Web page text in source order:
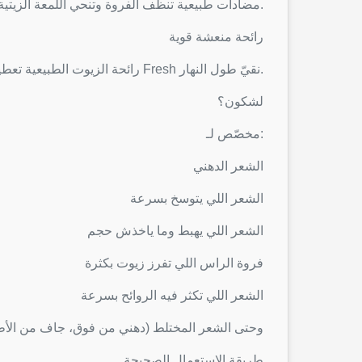
مضادات طبيعية تنظّف الفروة وتنحي اللمعة الزيتية اللي تطيح اللوك متاع الشعر.
رائحة منعشة قوية
رائحة الزيوت الطبيعية تعطيك إحساس Fresh نقيّ طول النهار.
لشكون؟
مخصّص لـ:
الشعر الدهني
الشعر اللي يتوسخ بسرعة
الشعر اللي يهبط وما ياخذش حجم
فروة الراس اللي تفرز زيوت بكثرة
الشعر اللي تكثر فيه الروائح بسرعة
وحتى الشعر المختلط (دهني من فوق، جاف من